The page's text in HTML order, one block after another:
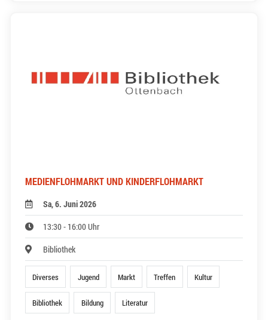
MEDIENFLOHMARKT UND KINDERFLOHMARKT
Sa, 6. Juni 2026
13:30 - 16:00 Uhr
Bibliothek
Diverses Jugend Markt Treffen Kultur
Bibliothek Bildung Literatur